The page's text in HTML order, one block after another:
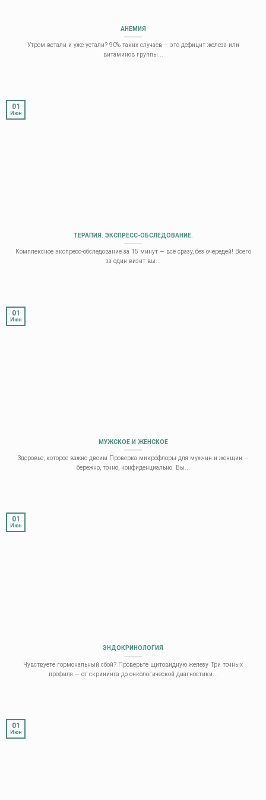
АНЕМИЯ
Утром встали и уже устали? 90% таких случаев – это дефицит железа или
витаминов группы...
ТЕРАПИЯ. ЭКСПРЕСС-ОБСЛЕДОВАНИЕ.
Комплексное экспресс-обследование за 15 минут — всё сразу, без очередей! Всего
за один визит вы...
01
Июн
МУЖСКОЕ И ЖЕНСКОЕ
Здоровье, которое важно двоим Проверка микрофлоры для мужчин и женщин —
бережно, точно, конфиденциально. Вы...
01
Июн
ЭНДОКРИНОЛОГИЯ
Чувствуете гормональный сбой? Проверьте щитовидную железу Три точных
профиля — от скрининга до онкологической диагностики...
01
Июн
01
Июн